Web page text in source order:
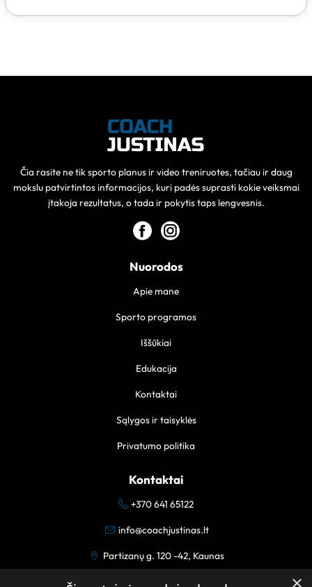
Čia rasite ne tik sporto planus ir video treniruotes, tačiau ir daug
mokslu patvirtintos informacijos, kuri padės suprasti kokie veiksmai
įtakoja rezultatus, o tada ir pokytis taps lengvesnis.
Nuorodos
Apie mane
Sporto programos
Iššūkiai
Edukacija
Kontaktai
Sąlygos ir taisyklės
Privatumo politika
Kontaktai
+370 641 65122
info@coachjustinas.lt
Partizanų g. 120 -42, Kaunas